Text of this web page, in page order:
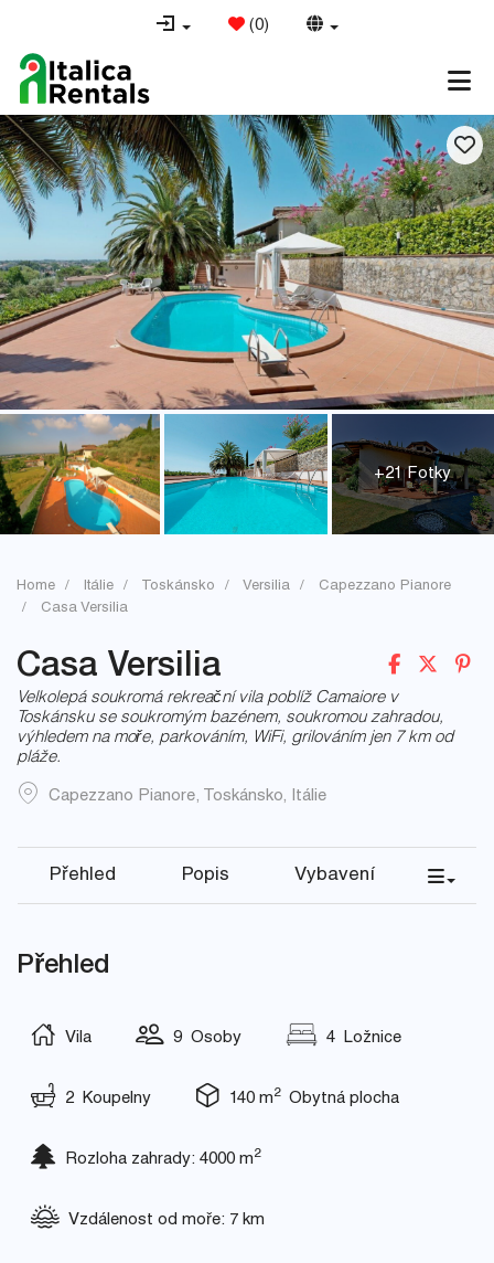
(0)
+21 Fotky
Home Itálie Toskánsko Versilia
Capezzano Pianore
Casa Versilia
Casa Versilia
Velkolepá soukromá rekreační vila poblíž Camaiore v
Toskánsku se soukromým bazénem, soukromou zahradou,
výhledem na moře, parkováním, WiFi, grilováním jen 7 km od
pláže.
Capezzano Pianore, Toskánsko, Itálie
Přehled Popis Vybavení
Přehled
Vila 9 Osoby 4 Ložnice
2 Koupelny 140 m2Obytná plocha
Rozloha zahrady: 4000 m2
Vzdálenost od moře: 7 km